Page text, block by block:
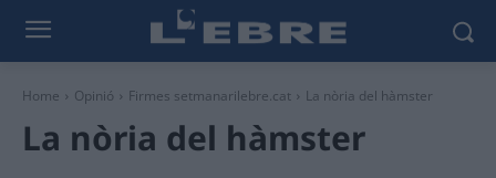
Home Opinió Firmes setmanarilebre.cat La nòria del hàmster
La nòria del hàmster